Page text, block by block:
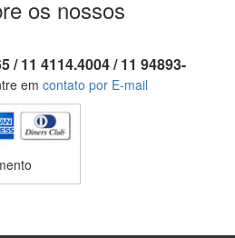
os nossos
/ 11 4114.4004 / 11 94893-
em contato por E-mail